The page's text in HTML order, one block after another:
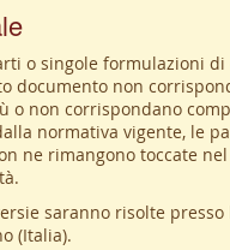
o singole formulazioni
documento non
o non corrispondano
normativa vigente, le
ne rimangono toccate
saranno risolte presso
(Italia).